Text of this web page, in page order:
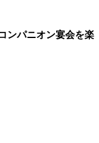
ンパニオン宴会を楽